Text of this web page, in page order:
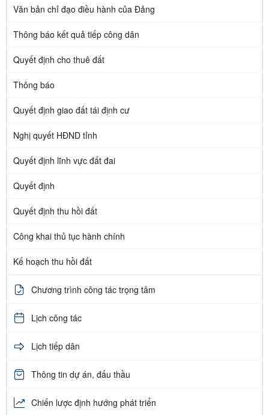
Văn bản chỉ đạo điều hành của Đảng
Thông báo kết quả tiếp công dân
Quyết định cho thuê đất
Thông báo
Quyết định giao đất tái định cư
Nghị quyết HĐND tỉnh
Quyết định lĩnh vực đất đai
Quyết định
Quyết định thu hồi đất
Công khai thủ tục hành chính
Kế hoạch thu hồi đất
Chương trình công tác trọng tâm
Lịch công tác
Lịch tiếp dân
Thông tin dự án, đấu thầu
Chiến lược định hướng phát triển